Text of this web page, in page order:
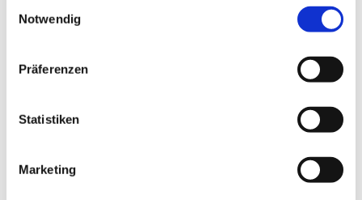
Notwendig
Präferenzen
Statistiken
Marketing